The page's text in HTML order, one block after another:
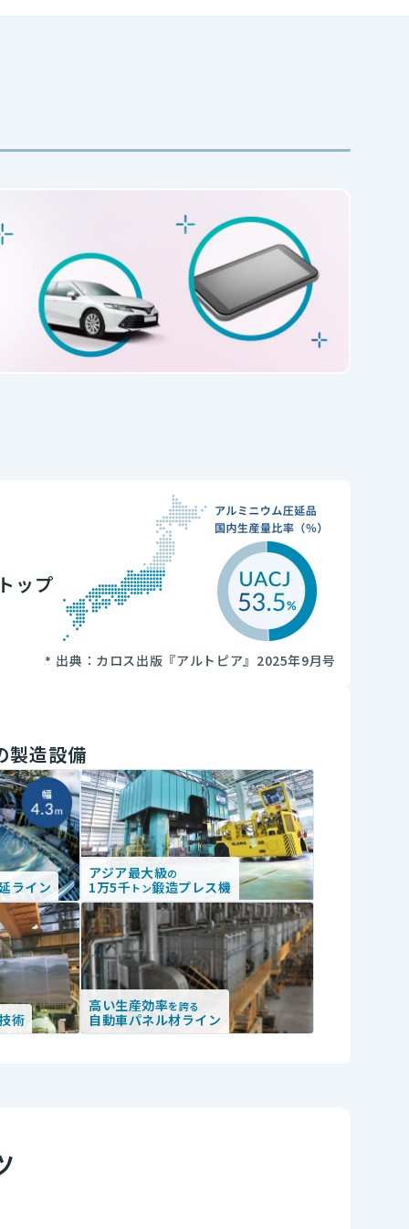
ップ
出典：カロス出版『アルトピア』2025年9月号
製造設備
ライン
アジア最大級の
1万5千トン鍛造プレス機
術
高い生産効率を誇る
自動車パネル材ライン